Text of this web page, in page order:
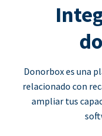
Donorbox es una
relacionado con
ampliar tus